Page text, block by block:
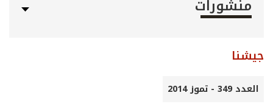
منشورات
جيشنا
العدد 349 - تموز 2014